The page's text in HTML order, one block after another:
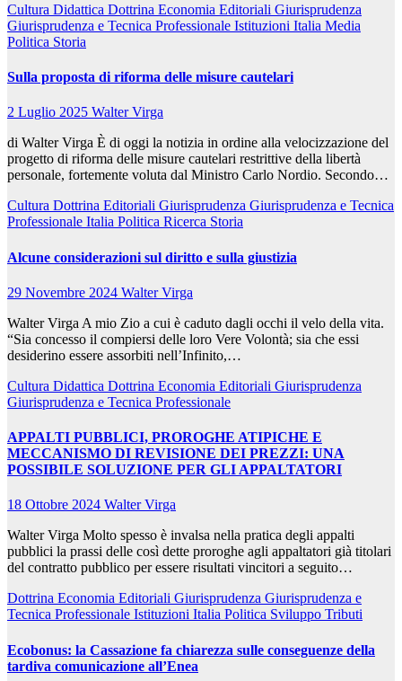
Cultura Didattica Dottrina Economia Editoriali Giurisprudenza
Giurisprudenza e Tecnica Professionale Istituzioni Italia Media
Politica Storia
Sulla proposta di riforma delle misure cautelari
2 Luglio 2025 Walter Virga
di Walter Virga È di oggi la notizia in ordine alla velocizzazione del
progetto di riforma delle misure cautelari restrittive della libertà
personale, fortemente voluta dal Ministro Carlo Nordio. Secondo…
Cultura Dottrina Editoriali Giurisprudenza Giurisprudenza e Tecnica
Professionale Italia Politica Ricerca Storia
Alcune considerazioni sul diritto e sulla giustizia
29 Novembre 2024 Walter Virga
Walter Virga A mio Zio a cui è caduto dagli occhi il velo della vita.
“Sia concesso il compiersi delle loro Vere Volontà; sia che essi
desiderino essere assorbiti nell’Infinito,…
Cultura Didattica Dottrina Economia Editoriali Giurisprudenza
Giurisprudenza e Tecnica Professionale
APPALTI PUBBLICI, PROROGHE ATIPICHE E
MECCANISMO DI REVISIONE DEI PREZZI: UNA
POSSIBILE SOLUZIONE PER GLI APPALTATORI
18 Ottobre 2024 Walter Virga
Walter Virga Molto spesso è invalsa nella pratica degli appalti
pubblici la prassi delle così dette proroghe agli appaltatori già titolari
del contratto pubblico per essere risultati vincitori a seguito…
Dottrina Economia Editoriali Giurisprudenza Giurisprudenza e
Tecnica Professionale Istituzioni Italia Politica Sviluppo Tributi
Ecobonus: la Cassazione fa chiarezza sulle conseguenze della
tardiva comunicazione all’Enea